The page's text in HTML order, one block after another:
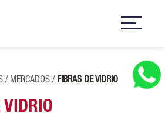
/ MERCADOS / FIBRAS DE VIDRIO